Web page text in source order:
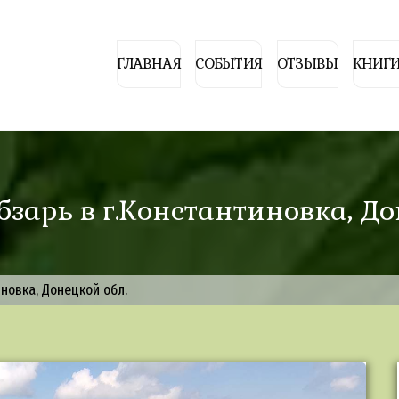
ГЛАВНАЯ СОБЫТИЯ ОТЗЫВЫ
в г.Константиновка,
Донецкой обл.